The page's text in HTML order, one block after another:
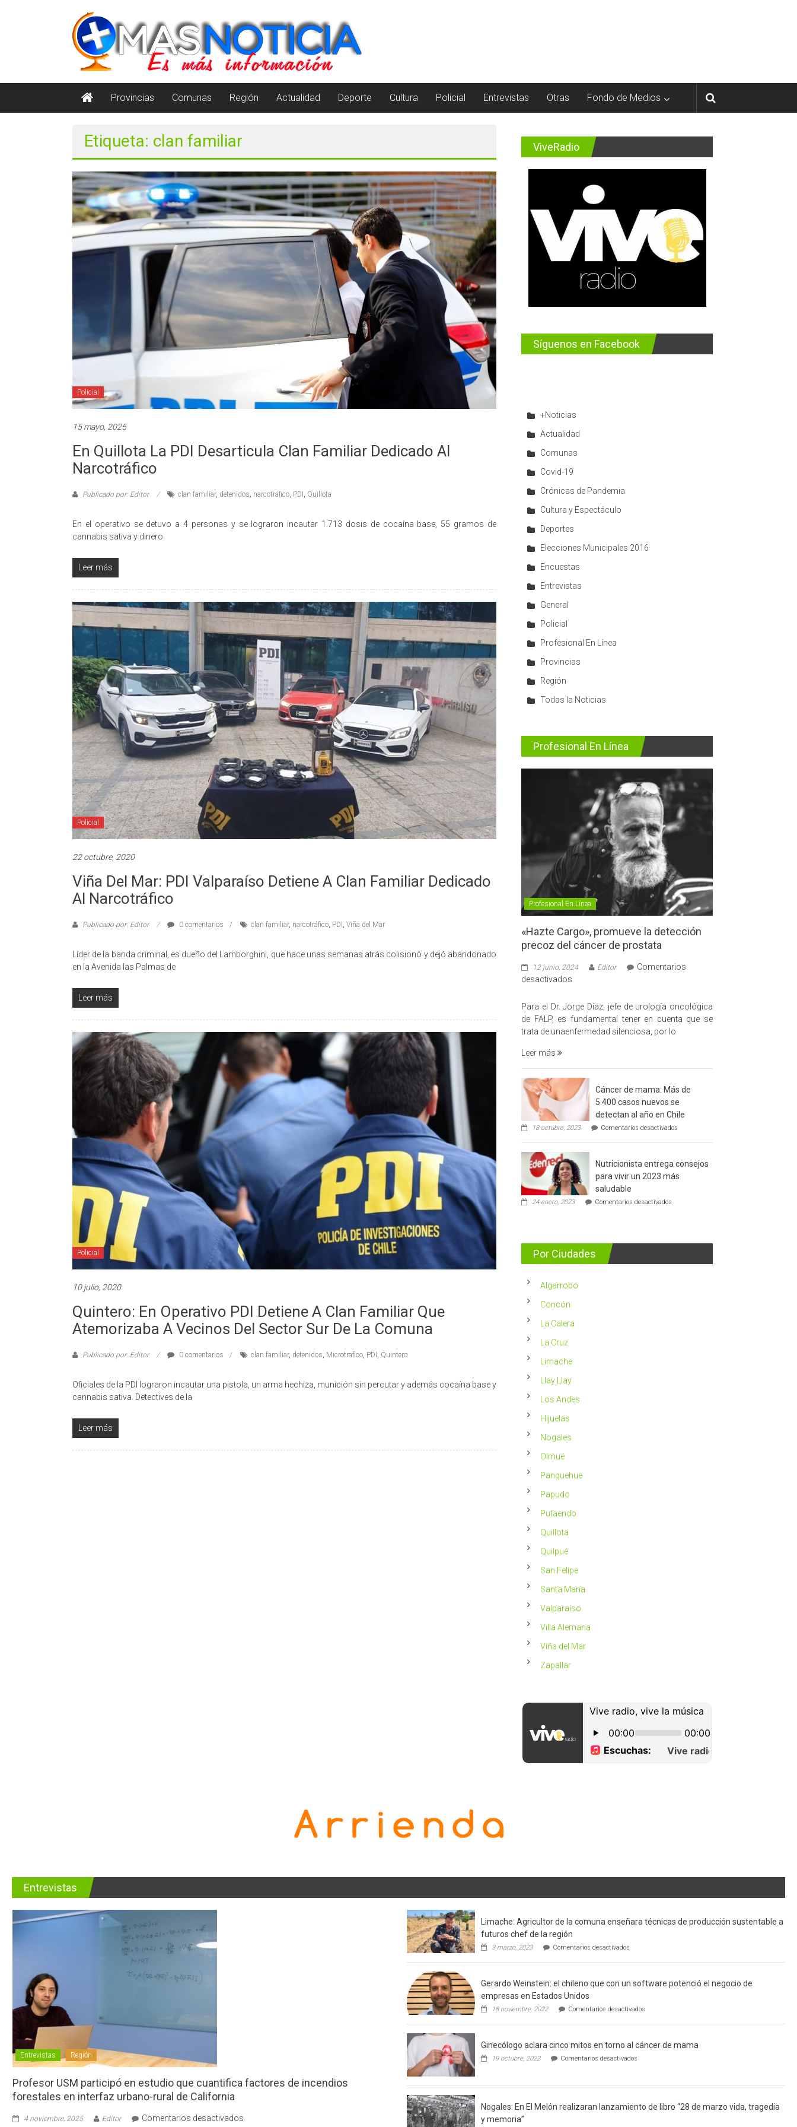
masnoticia.cl
Es
Más
Provincias
Comunas Región Actualidad Deporte Cultura Policial Entrevistas Otras Fondo de Medios
Etiqueta: clan familiar
Policial
15 mayo, 2025
En Quillota La PDI Desarticula Clan Familiar Dedicado Al
Narcotráfico
Publicado por: Editor clan familiar, detenidos, narcotráfico, PDI , Quillota
En el operativo se detuvo a 4 personas y se lograron incautar 1.713 dosis de cocaína base, 55 gramos de
cannabis sativa y dinero
Leer más
Policial
22 octubre, 2020
Viña Del Mar: PDI Valparaíso Detiene A Clan Familiar Dedicado
Al Narcotráfico
Publicado por: Editor 0 comentarios clan familiar, narcotráfico, PDI , Viña del Mar
Líder de la banda criminal, es dueño del Lamborghini, que hace unas semanas atrás colisionó y dejó abandonado
en la Avenida las Palmas de
Leer más
Policial
10 julio, 2020
Quintero: En Operativo PDI Detiene A Clan Familiar Que
Atemorizaba A Vecinos Del Sector Sur De La Comuna
Publicado por: Editor 0 comentarios clan familiar, detenidos, Microtrafico, PDI , Quintero
Oficiales de la PDI lograron incautar una pistola, un arma hechiza, munición sin percutar y además cocaína base y
cannabis sativa. Detectives de la
Leer más
ViveRadio
Síguenos en Facebook
+Noticias
Actualidad
Comunas
Covid-19
Crónicas de Pandemia
Cultura y Espectáculo
Deportes
Elecciones Municipales 2016
Encuestas
Entrevistas
General
Policial
Profesional En Línea
Provincias
Región
Todas la Noticias
Profesional En Línea
Profesional En Línea
«Hazte Cargo», promueve la detección
precoz del cáncer de prostata
12 junio, 2024 Editor
Comentarios
desactivados
Cargo»,
promueve
la
del
cáncer
de
prostata
Para el Dr. Jorge Díaz, jefe de urología oncológica
de FALP, es fundamental tener en cuenta que se
trata de unaenfermedad silenciosa, por lo
Leer más
Cáncer de mama: Más de
5.400 casos nuevos se
detectan al año en Chile
18 octubre, 2023 Comentarios desactivados
de
Más
Nutricionista entrega consejos
para vivir un 2023 más
saludable
24 enero, 2023 Comentarios desactivados
2023
Por Ciudades
Algarrobo
Concón
La Calera
La Cruz
Limache
Llay Llay
Los Andes
Hijuelas
Nogales
Olmué
Panquehue
Papudo
Putaendo
Quillota
Quilpué
San Felipe
Santa María
Valparaíso
Villa Alemana
Viña del Mar
Zapallar
Entrevistas
Entrevistas Región
Profesor USM participó en estudio que cuantifica factores de incendios
forestales en interfaz urbano-rural de California
4 noviembre, 2025 Editor Comentarios desactivadosen
Limache: Agricultor de la comuna enseñara técnicas de producción sustentable a
futuros chef de la región
3 marzo, 2023 Comentarios desactivadosen
Agricultor
la
técnicas
a
futuros
la
Gerardo Weinstein: el chileno que con un software potenció el negocio de
empresas en Estados Unidos
18 noviembre, 2022 Comentarios desactivadosen
Weinstein:
chileno
negocio
Ginecólogo aclara cinco mitos en torno al cáncer de mama
19 octubre, 2022 Comentarios desactivadosen
cinco
en
Nogales: En El Melón realizaran lanzamiento de libro “28 de marzo vida, tragedia
y memoria”